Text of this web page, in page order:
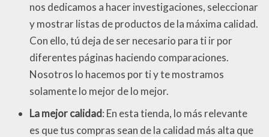
nos dedicamos a hacer investigaciones, seleccionar
y mostrar listas de productos de la máxima calidad.
Con ello, tú deja de ser necesario para ti ir por
diferentes páginas haciendo comparaciones.
Nosotros lo hacemos por ti y te mostramos
solamente lo mejor de lo mejor.
La mejor calidad: En esta tienda, lo más relevante
es que tus compras sean de la calidad más alta que